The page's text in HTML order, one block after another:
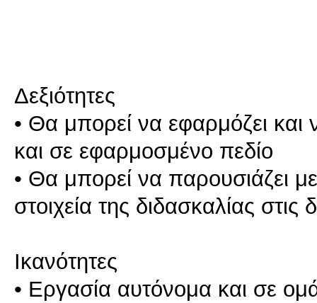
Δεξιότητες
• Θα μπορεί να εφαρμόζει και
και σε εφαρμοσμένο πεδίο
• Θα μπορεί να παρουσιάζει
στοιχεία της διδασκαλίας
Ικανότητες
• Εργασία αυτόνομα και σε